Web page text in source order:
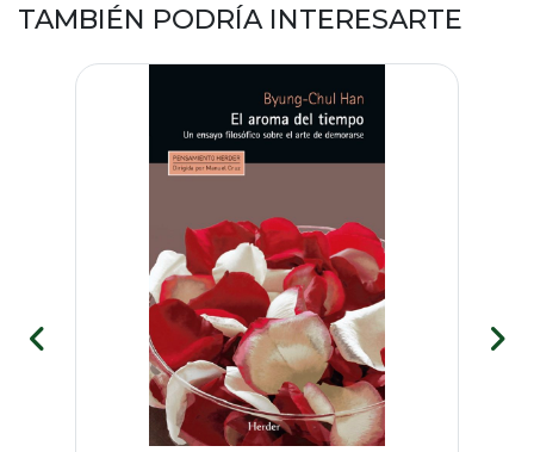
TAMBIÉN PODRÍA INTERESARTE